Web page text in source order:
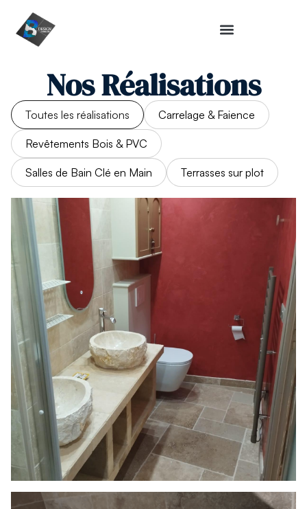
Nos Réalisations
Toutes les réalisations Carrelage & Faience
Revêtements Bois & PVC
Salles de Bain Clé en Main Terrasses sur plot